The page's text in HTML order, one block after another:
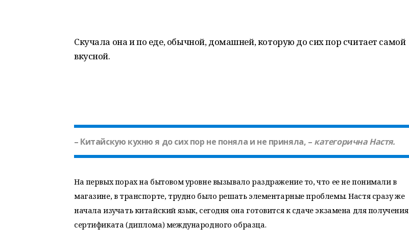
Скучала она и по еде, обычной, домашней, которую до сих пор считает самой
вкусной.
– Китайскую кухню я до сих пор не поняла и не приняла, – категоричнаНастя.
На первых порах на бытовом уровне вызывало раздражение то, что ее не понимали в
магазине, в транспорте, трудно было решать элементарные проблемы. Настя сразу же
начала изучать китайский язык, сегодня она готовится к сдаче экзамена для получения
сертификата (диплома) международного образца.